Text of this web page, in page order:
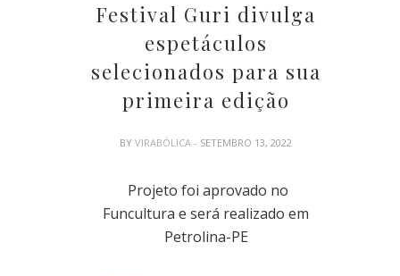
Festival Guri divulga
espetáculos
selecionados para sua
primeira edição
BYVIRABÓLICA- SETEMBRO 13, 2022
Projeto foi aprovado no
Funcultura e será realizado em
Petrolina-PE